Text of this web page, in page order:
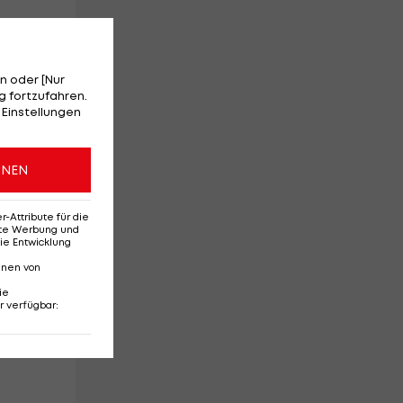
oder [Nur
fortzufahren.
Attribute für die
Werbung und
Entwicklung
von
verfügbar: